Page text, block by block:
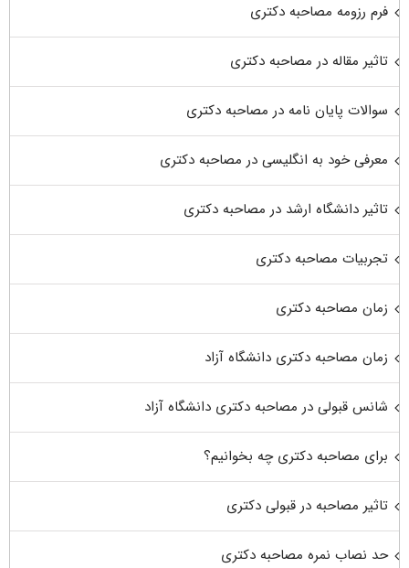
فرم رزومه مصاحبه دکتری
تاثیر مقاله در مصاحبه دکتری
سوالات پایان نامه در مصاحبه دکتری
معرفی خود به انگلیسی در مصاحبه دکتری
تاثیر دانشگاه ارشد در مصاحبه دکتری
تجربیات مصاحبه دکتری
زمان مصاحبه دکتری
زمان مصاحبه دکتری دانشگاه آزاد
شانس قبولی در مصاحبه دکتری دانشگاه آزاد
برای مصاحبه دکتری چه بخوانیم؟
تاثیر مصاحبه در قبولی دکتری
حد نصاب نمره مصاحبه دکتری